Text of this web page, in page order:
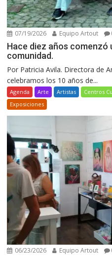
07/19/2026 Equipo Artout
Hace diez años comenzó
comunidad.
Por Patricia Avila. Directora de
celebramos los 10 años de...
Agenda Arte Artistas Centros
Exposiciones
06/23/2026 Equipo Artout